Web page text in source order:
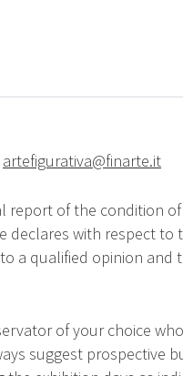
artefigurativa@finarte.it
report of the condition
declares with respect to
a qualified opinion and
of your choice
suggest prospective